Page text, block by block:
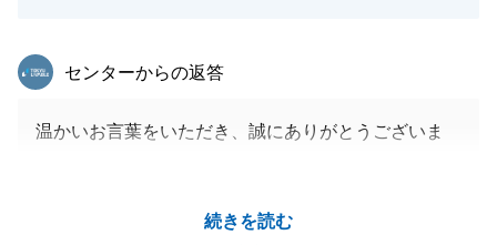
続きを読む
東急リバブル
センターからの返答
温かいお言葉をいただき、誠にありがとうございま
しく励みとなります。